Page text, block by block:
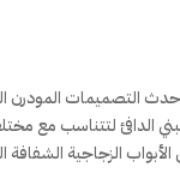
التصميمات المودرن
الدافئ لتتناسب مع
الزجاجية الشفافة